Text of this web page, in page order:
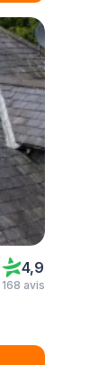
4,9
168 avis